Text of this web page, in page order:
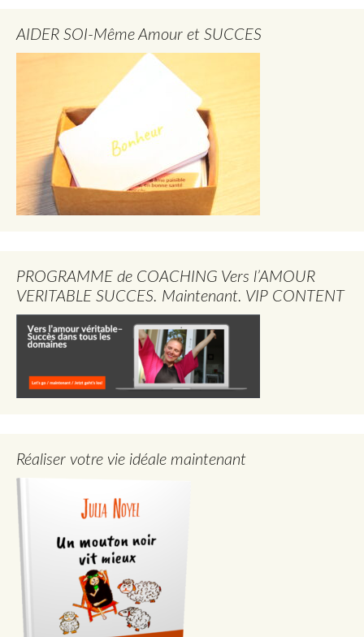
AIDER SOI-Même Amour et SUCCES
PROGRAMME de COACHING Vers l’AMOUR
VERITABLE SUCCES. Maintenant. VIP CONTENT
Réaliser votre vie idéale maintenant